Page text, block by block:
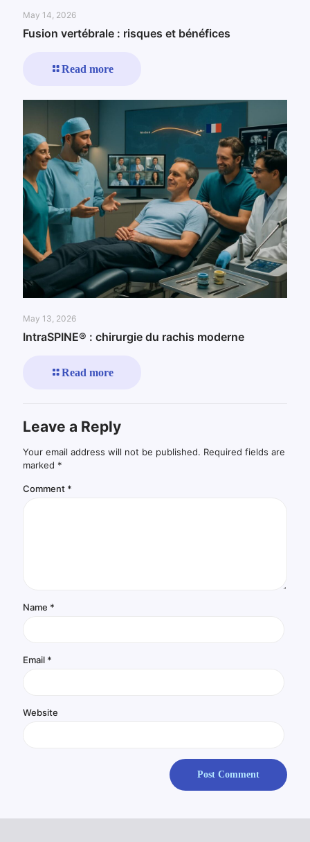
May 14, 2026
Fusion vertébrale : risques et bénéfices
Read more
May 13, 2026
IntraSPINE® : chirurgie du rachis moderne
Read more
Leave a Reply
Your email address will not be published. Required fields are
marked *
Comment *
Name *
Email *
Website